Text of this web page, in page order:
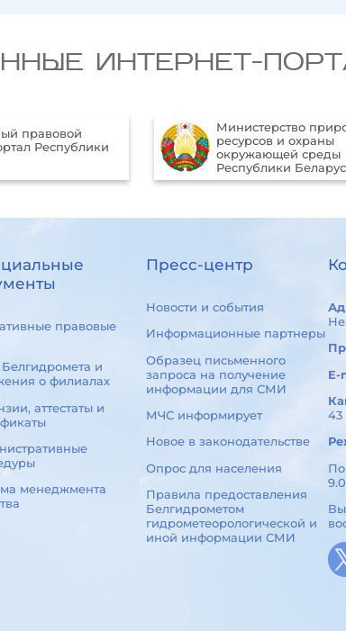
ИНТЕРНЕТ-
природных
и охраны
среды
портал
правовые
Белгидромета и
о филиалах
аттестаты и
менеджмента
Пресс-центр
Новости и события
Информационные партнеры
Образец письменного
запроса на получение
информации для СМИ
МЧС информирует
Новое в законодательстве
Опрос для населения
Правила предоставления
Белгидрометом
гидрометеорологической и
иной информации СМИ
E-
43